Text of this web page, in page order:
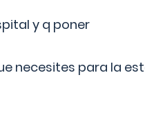
y q poner
necesites para la